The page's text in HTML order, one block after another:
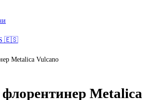
🇪🇸
Metalica Vulcano
Metalica